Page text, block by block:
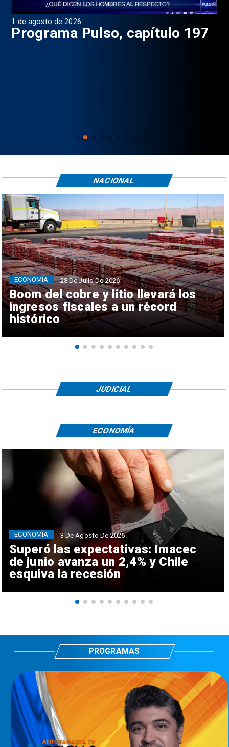
1 de agosto de 2026
Programa Pulso, capítulo 197
Boom del cobre y litio llevará los
ingresos fiscales a un récord
histórico
ECONOMÍA 28 De Julio De 2026
NACIONAL
JUDICIAL
Superó las expectativas: Imacec
de junio avanza un 2,4% y Chile
esquiva la recesión
ECONOMÍA 3 De Agosto De 2026
ECONOMÍA
PROGRAMAS